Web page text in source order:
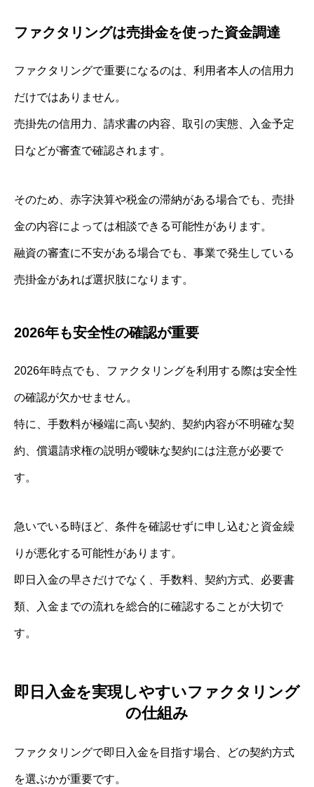
ファクタリングは売掛金を使った資金調達
ファクタリングで重要になるのは、利用者本人の信用力
だけではありません。
売掛先の信用力、請求書の内容、取引の実態、入金予定
日などが審査で確認されます。
そのため、赤字決算や税金の滞納がある場合でも、売掛
金の内容によっては相談できる可能性があります。
融資の審査に不安がある場合でも、事業で発生している
売掛金があれば選択肢になります。
2026年も安全性の確認が重要
2026年時点でも、ファクタリングを利用する際は安全性
の確認が欠かせません。
特に、手数料が極端に高い契約、契約内容が不明確な契
約、償還請求権の説明が曖昧な契約には注意が必要で
す。
急いでいる時ほど、条件を確認せずに申し込むと資金繰
りが悪化する可能性があります。
即日入金の早さだけでなく、手数料、契約方式、必要書
類、入金までの流れを総合的に確認することが大切で
す。
即日入金を実現しやすいファクタリング
の仕組み
ファクタリングで即日入金を目指す場合、どの契約方式
を選ぶかが重要です。